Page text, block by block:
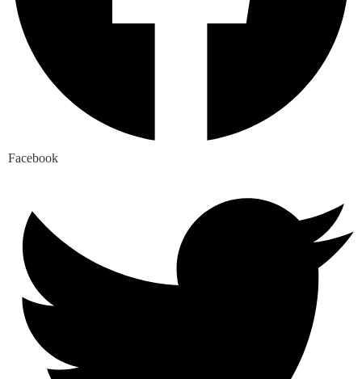
Facebook